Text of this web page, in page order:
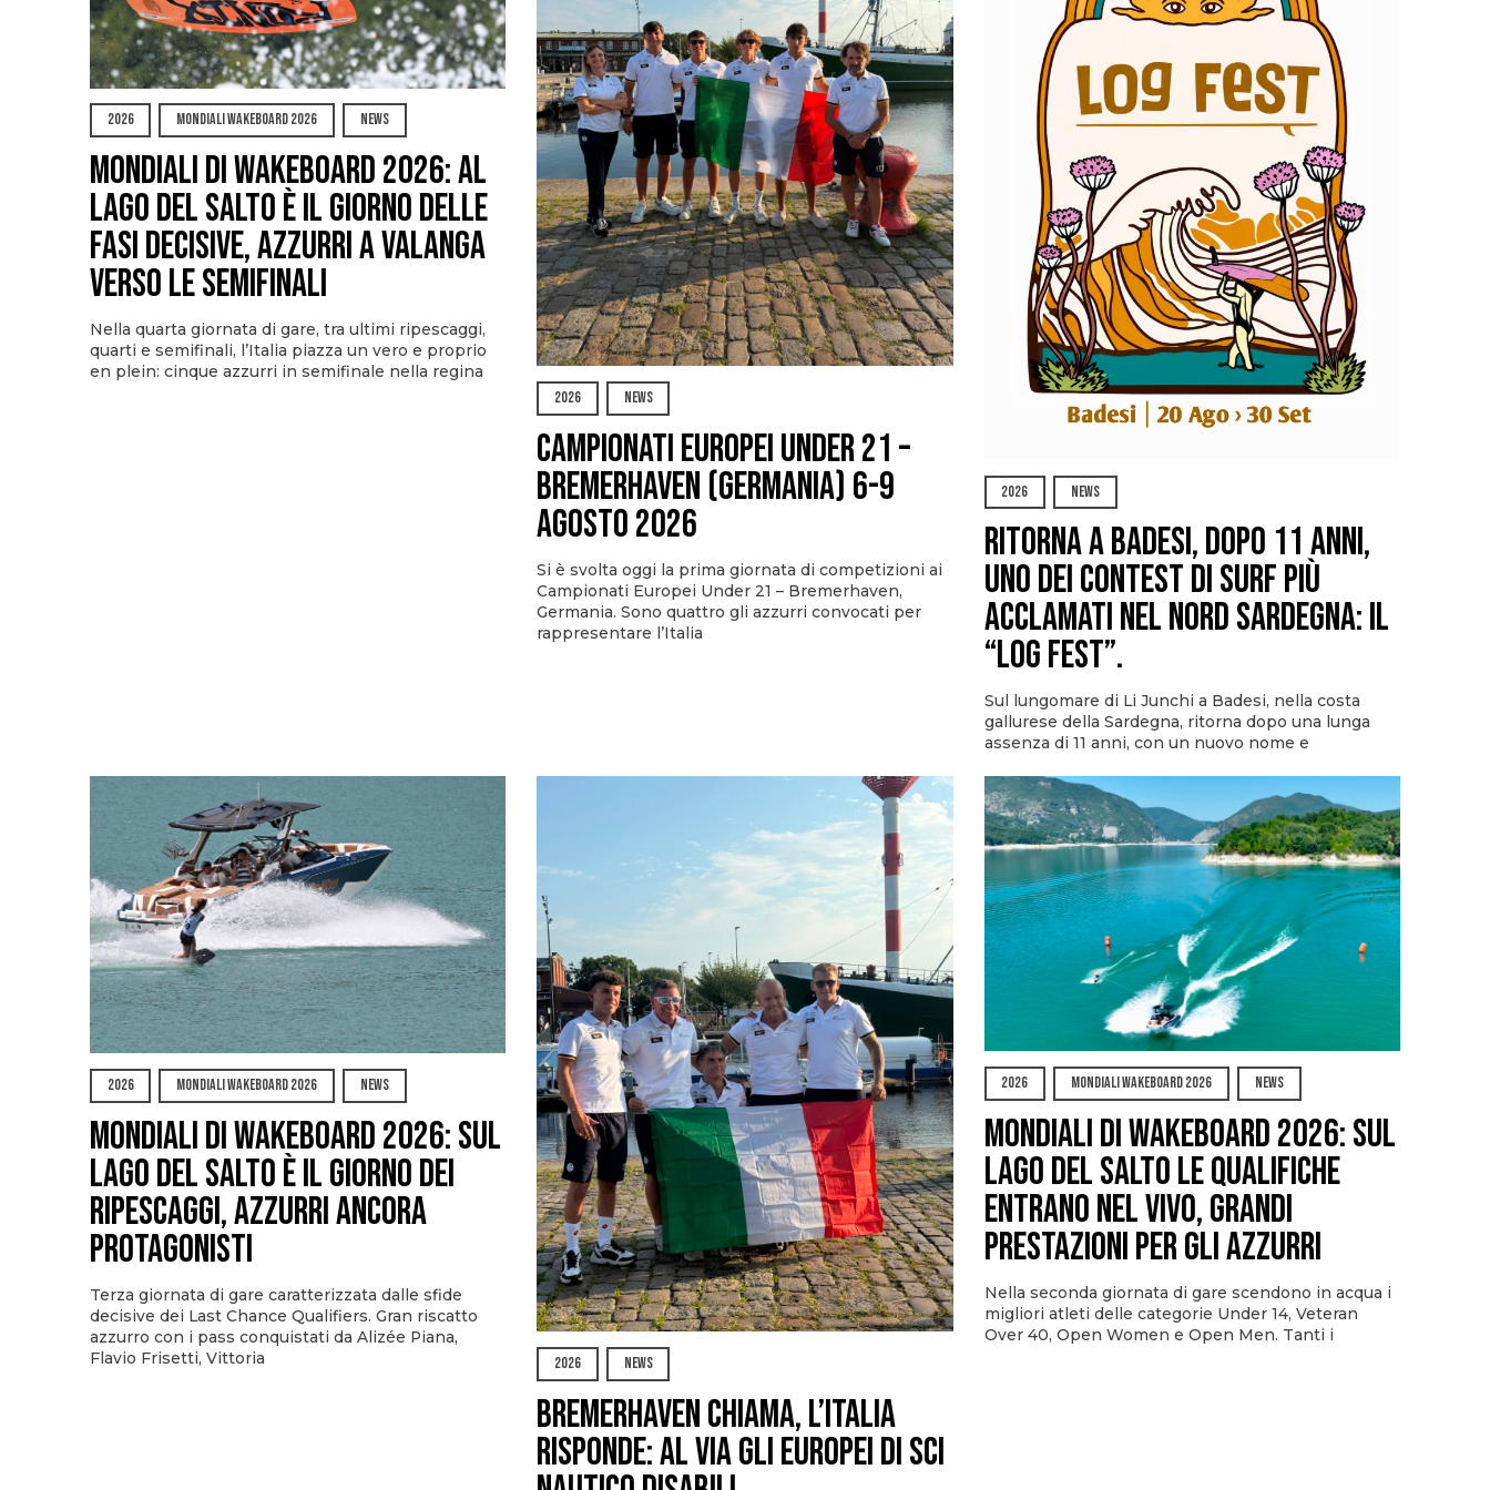
2026 MONDIALI WAKEBOARD 2026 NEWS
Mondiali di Wakeboard 2026: al
Lago del Salto è il giorno delle
fasi decisive, azzurri a valanga
verso le semifinali
Nella quarta giornata di gare, tra ultimi ripescaggi,
quarti e semifinali, l’Italia piazza un vero e proprio
en plein: cinque azzurri in semifinale nella regina
2026
NEWS
Campionati Europei Under 21 –
Bremerhaven (Germania) 6-9
agosto 2026
Si è svolta oggi la prima giornata di competizioni ai
Campionati Europei Under 21 – Bremerhaven,
Germania. Sono quattro gli azzurri convocati per
rappresentare l’Italia
2026 NEWS
Ritorna a Badesi, dopo 11 anni,
uno dei contest di surf più
acclamati nel nord Sardegna: il
“Log Fest”.
Sul lungomare di Li Junchi a Badesi, nella costa
gallurese della Sardegna, ritorna dopo una lunga
assenza di 11 anni, con un nuovo nome e
2026 MONDIALI WAKEBOARD 2026 NEWS
Mondiali di Wakeboard 2026: sul
Lago del Salto è il giorno dei
ripescaggi, azzurri ancora
protagonisti
Terza giornata di gare caratterizzata dalle sfide
decisive dei Last Chance Qualifiers. Gran riscatto
azzurro con i pass conquistati da Alizée Piana,
Flavio Frisetti, Vittoria
2026 NEWS
Bremerhaven chiama, l’Italia
risponde: al via gli Europei di Sci
2026 MONDIALI WAKEBOARD 2026 NEWS
Mondiali di Wakeboard 2026: sul
Lago del Salto le qualifiche
entrano nel vivo, grandi
prestazioni per gli azzurri
Nella seconda giornata di gare scendono in acqua i
migliori atleti delle categorie Under 14, Veteran
Over 40, Open Women e Open Men. Tanti i